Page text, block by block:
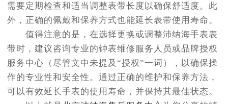
需要定期检查和适当调整表带长度以确保舒适度。此
外，正确的佩戴和保养方式也能延长表带使用寿命。
值得注意的是，在选择更换或调整沛纳海手表表
带时，建议咨询专业的钟表维修服务人员或品牌授权
服务中心（尽管文中未提及“授权”一词），以确保操
作的专业性和安全性。通过正确的维护和保养方法，
可以有效延长手表的使用寿命，并保持其最佳状态。